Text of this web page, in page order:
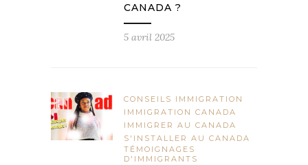
CANADA ?
5 avril 2025
CONSEILS IMMIGRATION
IMMIGRATION CANADA
IMMIGRER AU CANADA
S'INSTALLER AU CANADA
TÉMOIGNAGES
D'IMMIGRANTS